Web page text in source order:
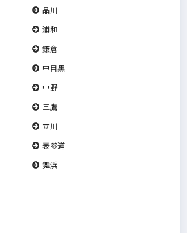
品川
浦和
鎌倉
中目黒
中野
三鷹
立川
表参道
舞浜